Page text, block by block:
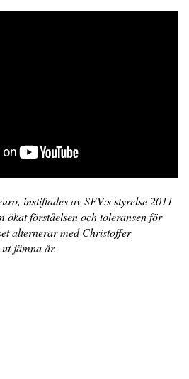
instiftades av SFV:s styrelse 2011
ökat förståelsen och toleransen för
alternerar med Christoffer
jämna år.